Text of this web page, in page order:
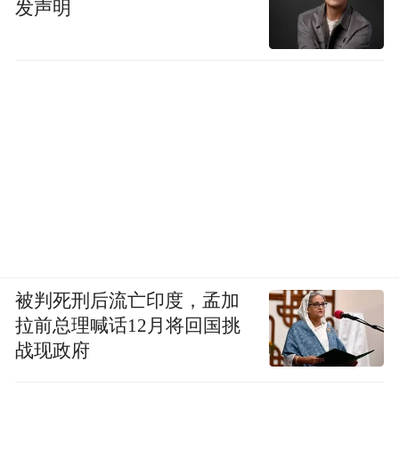
发声明
被判死刑后流亡印度，孟加
拉前总理喊话12月将回国挑
战现政府